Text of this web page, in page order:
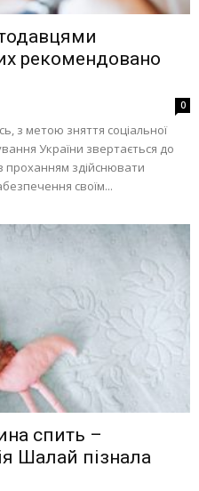
рекомендовано
0
з метою зняття соціальної
України звертається до
проханням здійснювати
своїм...
спить –
Шалай пізнала